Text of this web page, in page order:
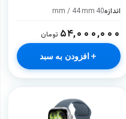
اندازه40 mm / 44 mm
۵۴,۰۰۰,۰۰۰ تومان
افزودن به سبد